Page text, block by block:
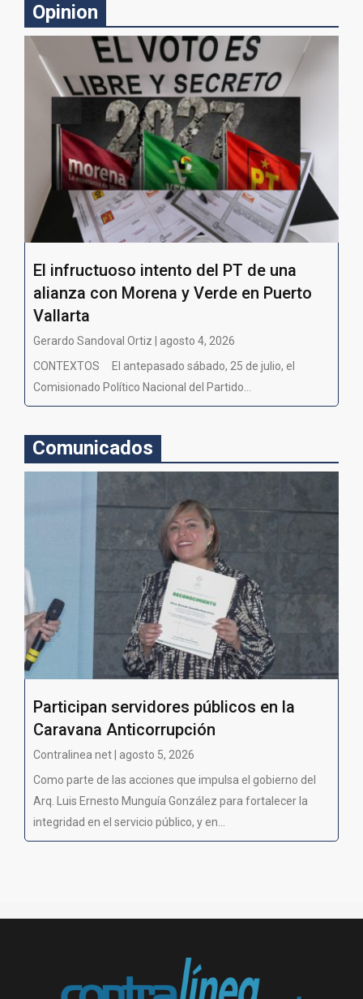
Opinion
El infructuoso intento del PT de una
alianza con Morena y Verde en Puerto
Vallarta
Gerardo Sandoval Ortiz | agosto 4, 2026
CONTEXTOS El antepasado sábado, 25 de julio, el
Comisionado Político Nacional del Partido...
Comunicados
Participan servidores públicos en la
Caravana Anticorrupción
Contralinea net | agosto 5, 2026
Como parte de las acciones que impulsa el gobierno del
Arq. Luis Ernesto Munguía González para fortalecer la
integridad en el servicio público, y en...